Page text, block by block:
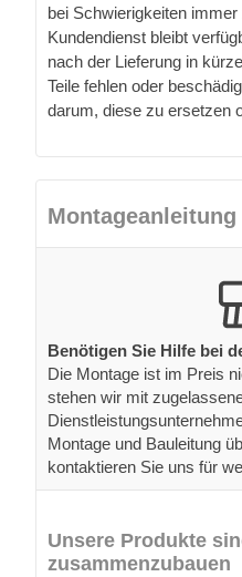
bei Schwierigkeiten
Kundendienst bleibt
nach der Lieferung in
Teile fehlen oder
darum, diese zu ersetzen
Montageanleitung
Benötigen Sie Hilfe bei
Die Montage ist im Preis
stehen wir mit
Montage und Bauleitung
kontaktieren Sie uns für
Unsere Produkte
zusammenzubauen